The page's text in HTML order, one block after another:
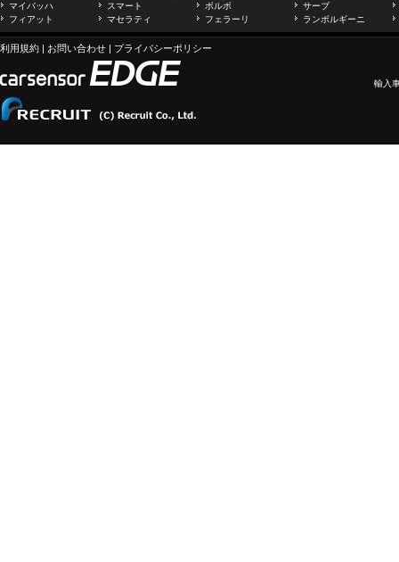
マイバッハ
スマート ボルボ
サーブ
フィアット
マセラティ フェラーリ ランボルギーニ
利用規約 | お問い合わせ | プライバシーポリシー
輸入